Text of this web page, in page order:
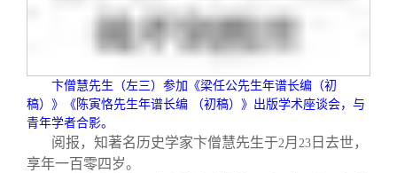
信息化服务
三创大赛
实用信息
总会简介
会长致辞
总会章程
关闭
卞僧慧先生（左三）参加《梁任公先生年谱长编（初
稿）》《陈寅恪先生年谱长编 （初稿）》出版学术座谈会，与
青年学者合影。
阅报，知著名历史学家卞僧慧先生于2 月 23 日去世，
享年一百零四岁。